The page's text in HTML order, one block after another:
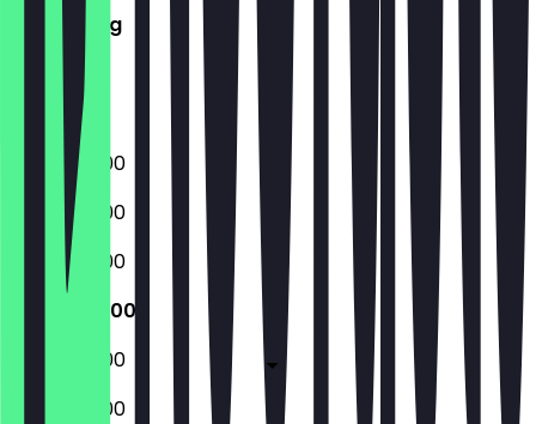
Donderdag
Vrijdag
Zaterdag
06:00 - 19:00
06:00 - 19:00
06:00 - 19:00
06:00 - 19:00
06:00 - 19:00
06:00 - 19:00